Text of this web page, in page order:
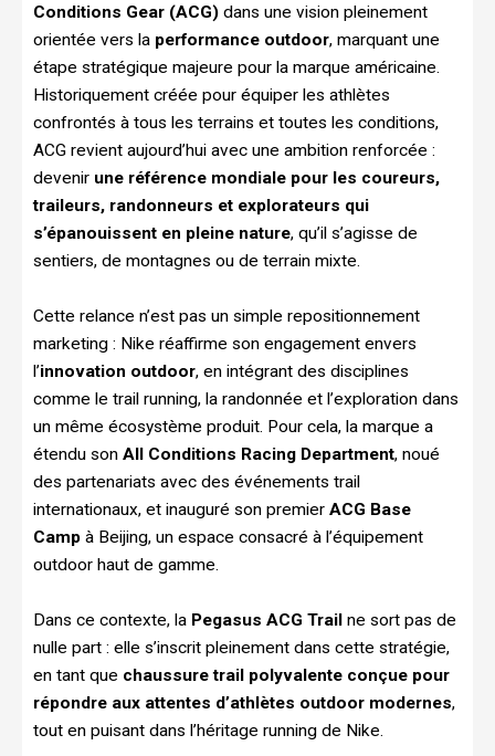
Conditions Gear (ACG) dans une vision pleinement
orientée vers la performance outdoor, marquant une
étape stratégique majeure pour la marque américaine.
Historiquement créée pour équiper les athlètes
confrontés à tous les terrains et toutes les conditions,
ACG revient aujourd’hui avec une ambition renforcée :
devenir une référence mondiale pour les coureurs,
traileurs, randonneurs et explorateurs qui
s’épanouissent en pleine nature, qu’il s’agisse de
sentiers, de montagnes ou de terrain mixte.
Cette relance n’est pas un simple repositionnement
marketing : Nike réaffirme son engagement envers
l’innovation outdoor, en intégrant des disciplines
comme le trail running, la randonnée et l’exploration dans
un même écosystème produit. Pour cela, la marque a
étendu son All Conditions Racing Department, noué
des partenariats avec des événements trail
internationaux, et inauguré son premier ACG Base
Camp à Beijing, un espace consacré à l’équipement
outdoor haut de gamme.
Dans ce contexte, la Pegasus ACG Trail ne sort pas de
nulle part : elle s’inscrit pleinement dans cette stratégie,
en tant que chaussure trail polyvalente conçue pour
répondre aux attentes d’athlètes outdoor modernes,
tout en puisant dans l’héritage running de Nike.